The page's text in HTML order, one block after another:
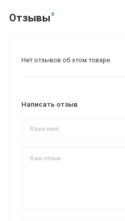
Отзывы 0
Нет отзывов об этом товаре.
Написать отзыв